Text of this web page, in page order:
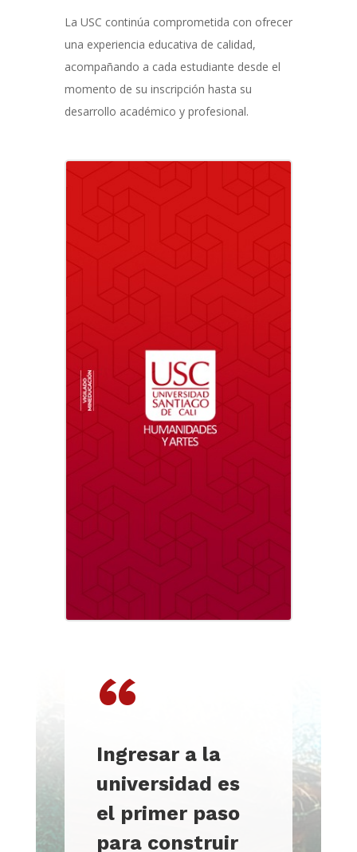
La USC continúa comprometida con ofrecer
una experiencia educativa de calidad,
acompañando a cada estudiante desde el
momento de su inscripción hasta su
desarrollo académico y profesional.
“
Ingresar a la
universidad es
el primer paso
para construir